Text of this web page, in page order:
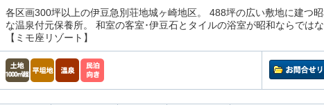
各区画300坪以上の伊豆急別荘地城ヶ崎地区。 488坪の広い敷地に建つ
な温泉付元保養所。 和室の客室･伊豆石とタイルの浴室が昭和ならでは
【ミモ座リゾート】